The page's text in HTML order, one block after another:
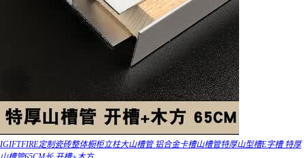
IGIFTFIRE定制瓷砖整体橱柜立柱大山槽管 铝合金卡槽山槽管特厚山型槽E字槽 特厚